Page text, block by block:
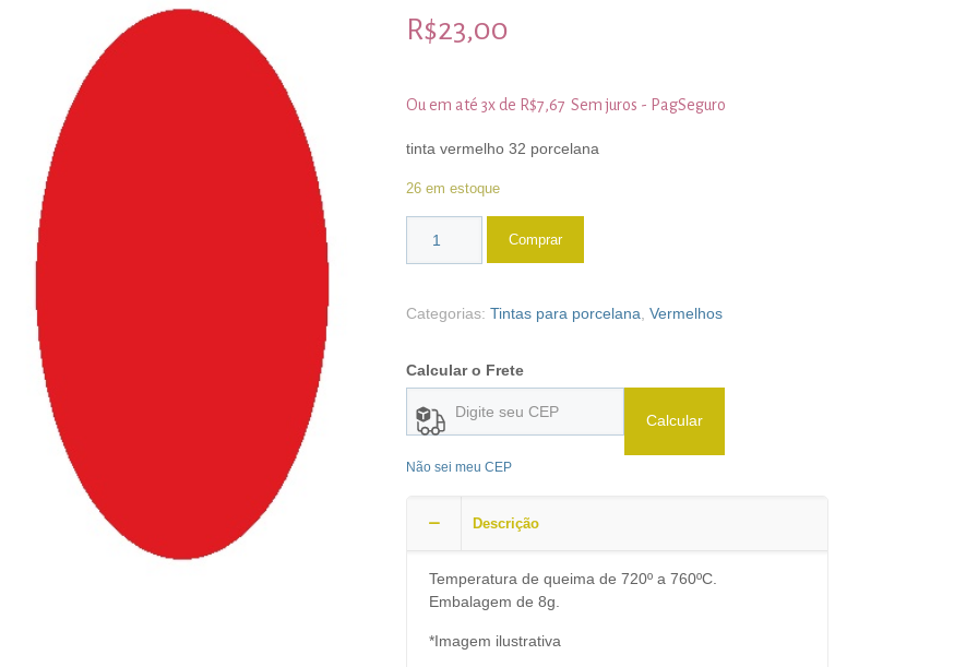
R$23,00
Ou em até 3x de R$7,67 Sem juros - PagSeguro
tinta vermelho 32 porcelana
26 em estoque
Comprar
Categorias:Tintas para porcelana ,Vermelhos
Calcular o Frete
Calcular
Não sei meu CEP
Descrição
Temperatura de queima de 720º a 760ºC.
Embalagem de 8g.
*Imagem ilustrativa